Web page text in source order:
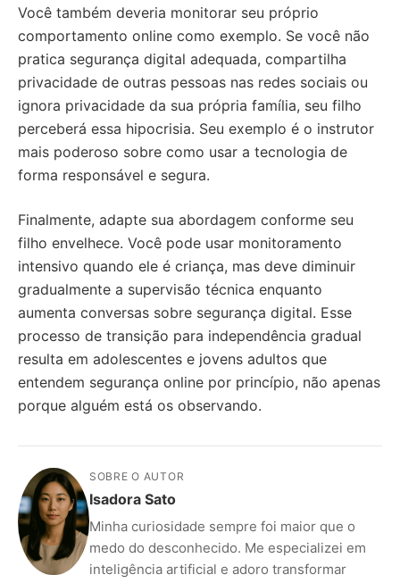
Você também deveria monitorar seu próprio
comportamento online como exemplo. Se você não
pratica segurança digital adequada, compartilha
privacidade de outras pessoas nas redes sociais ou
ignora privacidade da sua própria família, seu filho
perceberá essa hipocrisia. Seu exemplo é o instrutor
mais poderoso sobre como usar a tecnologia de
forma responsável e segura.
Finalmente, adapte sua abordagem conforme seu
filho envelhece. Você pode usar monitoramento
intensivo quando ele é criança, mas deve diminuir
gradualmente a supervisão técnica enquanto
aumenta conversas sobre segurança digital. Esse
processo de transição para independência gradual
resulta em adolescentes e jovens adultos que
entendem segurança online por princípio, não apenas
porque alguém está os observando.
SOBRE O AUTOR
Isadora Sato
Minha curiosidade sempre foi maior que o
medo do desconhecido. Me especializei em
inteligência artificial e adoro transformar